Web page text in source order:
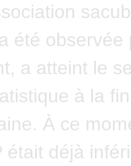
été observée
a atteint le
à la
À ce
était déjà